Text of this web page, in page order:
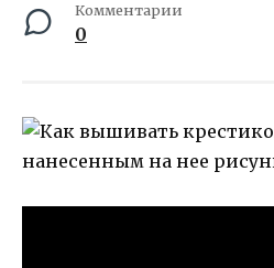
Комментарии
0